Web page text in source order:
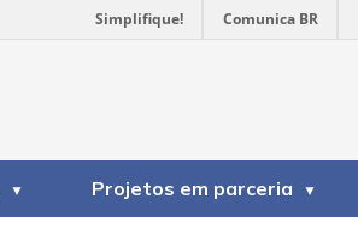
Simplifique! Comunica BR
Projetos em parceria